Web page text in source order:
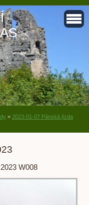
» 2023-01-07 Pánská jízda
W008